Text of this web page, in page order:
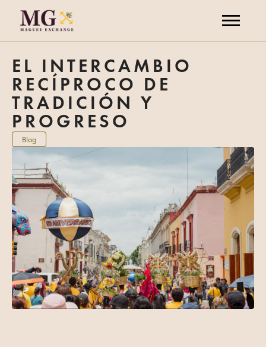
EL INTERCAMBIO
RECÍPROCO DE
TRADICIÓN Y
PROGRESO
Blog